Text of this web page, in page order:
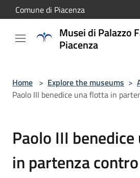
Salta al contenuto principale
Comune di Piacenza
Musei di Palazzo
Piacenza
Home > Explore the museums >
Paolo III benedice una flotta in
Paolo III
in partenza